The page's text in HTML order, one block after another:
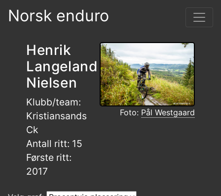
Norsk enduro
Henrik
Langeland
Nielsen
Klubb/team:
Kristiansands
Ck
Antall ritt: 15
Første ritt:
2017
Foto: Pål Westgaard